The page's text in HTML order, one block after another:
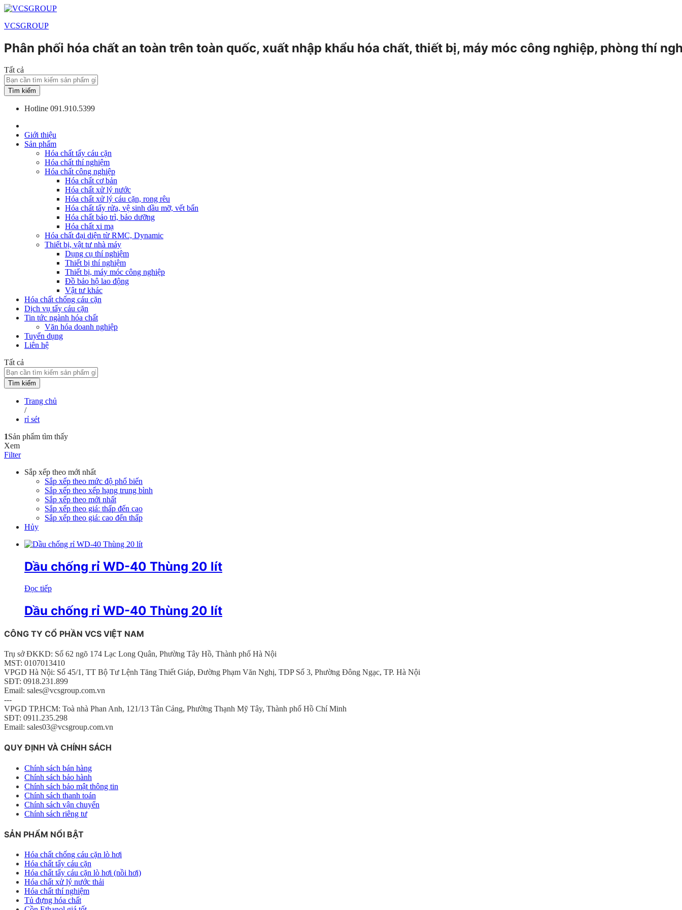
VCSGROUP
Phân phối hóa chất an toàn trên toàn quốc, xuất nhập khẩu hóa chất, thiết bị, máy móc công nghiệp, phòng thí
Tất cả
Tìm kiếm
Hotline 091.910.5399
Giới thiệu
Sản phẩm
Hóa chất tẩy cáu cặn
Hóa chất thí nghiệm
Hóa chất công nghiệp
Hóa chất cơ bản
Hóa chất xử lý nước
Hóa chất xử lý cáu cặn, rong rêu
Hóa chất tẩy rửa, vệ sinh dầu mỡ, vết bẩn
Hóa chất bảo trì, bảo dưỡng
Hóa chất xi mạ
Hóa chất đại diện từ RMC, Dynamic
Thiết bị, vật tư nhà máy
Dụng cụ thí nghiệm
Thiết bị thí nghiệm
Thiết bị, máy móc công nghiệp
Đồ bảo hộ lao động
Vật tư khác
Hóa chất chống cáu cặn
Dịch vụ tẩy cáu cặn
Tin tức ngành hóa chất
Văn hóa doanh nghiệp
Tuyển dụng
Liên hệ
Tất cả
Tìm kiếm
Trang chủ
/
rỉ sét
1Sản phẩm tìm thấy
Xem
Filter
Sắp xếp theo mới nhất
Sắp xếp theo mức độ phổ biến
Sắp xếp theo xếp hạng trung bình
Sắp xếp theo mới nhất
Sắp xếp theo giá: thấp đến cao
Sắp xếp theo giá: cao đến thấp
Hủy
Dầu chống rỉ WD-40 Thùng 20 lít
Đọc tiếp
Dầu chống rỉ WD-40 Thùng 20 lít
CÔNG TY CỔ PHẦN VCS VIỆT NAM
Trụ sở ĐKKD: Số 62 ngõ 174 Lạc Long Quân, Phường Tây Hồ, Thành phố Hà Nội
MST: 0107013410
VPGD Hà Nội: Số 45/1, TT Bộ Tư Lệnh Tăng Thiết Giáp, Đường Phạm Văn Nghị, TDP Số 3, Phường Đông Ngạc, TP. Hà Nội
SĐT: 0918.231.899
Email: sales@vcsgroup.com.vn
---
VPGD TP.HCM: Toà nhà Phan Anh, 121/13 Tân Cảng, Phường Thạnh Mỹ Tây, Thành phố Hồ Chí Minh
SĐT: 0911.235.298
Email: sales03@vcsgroup.com.vn
QUY ĐỊNH VÀ CHÍNH SÁCH
Chính sách bán hàng
Chính sách bảo hành
Chính sách bảo mật thông tin
Chính sách thanh toán
Chính sách vận chuyển
Chính sách riêng tư
SẢN PHẨM NỔI BẬT
Hóa chất chống cáu cặn lò hơi
Hóa chất tẩy cáu cặn
Hóa chất tẩy cáu cặn lò hơi (nồi hơi)
Hóa chất xử lý nước thải
Hóa chất thí nghiệm
Tủ đựng hóa chất